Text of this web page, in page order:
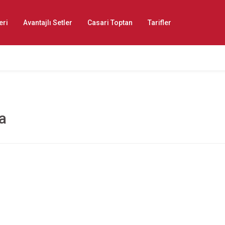
Avantajlı Setler Casari Toptan Tarifler